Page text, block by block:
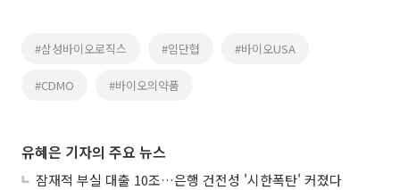
#삼성바이오로직스 #임단협 #바이오USA
#CDMO #바이오의약품
유혜은 기자의 주요 뉴스
잠재적 부실 대출 10조…은행 건전성 '시한폭탄' 커졌다